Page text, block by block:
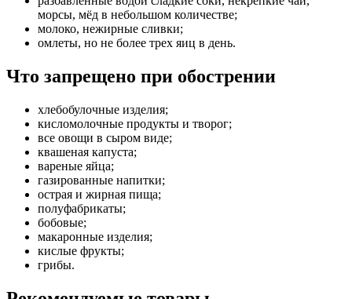
морсы, мёд в небольшом количестве;
молоко, нежирные сливки;
омлеты, но не более трех яиц в день.
Что запрещено при обострении
хлебобулочные изделия;
кисломолочные продукты и творог;
все овощи в сыром виде;
квашеная капуста;
вареные яйца;
газированные напитки;
острая и жирная пища;
полуфабрикаты;
бобовые;
макаронные изделия;
кислые фрукты;
грибы.